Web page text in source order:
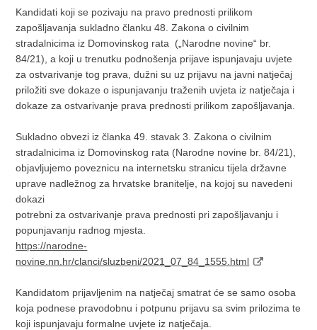
Kandidati koji se pozivaju na pravo prednosti prilikom
zapošljavanja sukladno članku 48. Zakona o civilnim
stradalnicima iz Domovinskog rata („Narodne novine“ br.
84/21), a koji u trenutku podnošenja prijave ispunjavaju uvjete
za ostvarivanje tog prava, dužni su uz prijavu na javni natječaj
priložiti sve dokaze o ispunjavanju traženih uvjeta iz natječaja i
dokaze za ostvarivanje prava prednosti prilikom zapošljavanja.
Sukladno obvezi iz članka 49. stavak 3. Zakona o civilnim
stradalnicima iz Domovinskog rata (Narodne novine br. 84/21),
objavljujemo poveznicu na internetsku stranicu tijela državne
uprave nadležnog za hrvatske branitelje, na kojoj su navedeni
dokazi
potrebni za ostvarivanje prava prednosti pri zapošljavanju i
popunjavanju radnog mjesta.
https://narodne-
novine.nn.hr/clanci/sluzbeni/2021_07_84_1555.html
Kandidatom prijavljenim na natječaj smatrat će se samo osoba
koja podnese pravodobnu i potpunu prijavu sa svim prilozima te
koji ispunjavaju formalne uvjete iz natječaja.